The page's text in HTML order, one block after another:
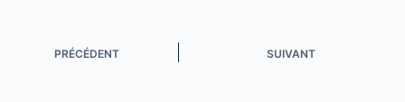
PRÉCÉDENT SUIVANT